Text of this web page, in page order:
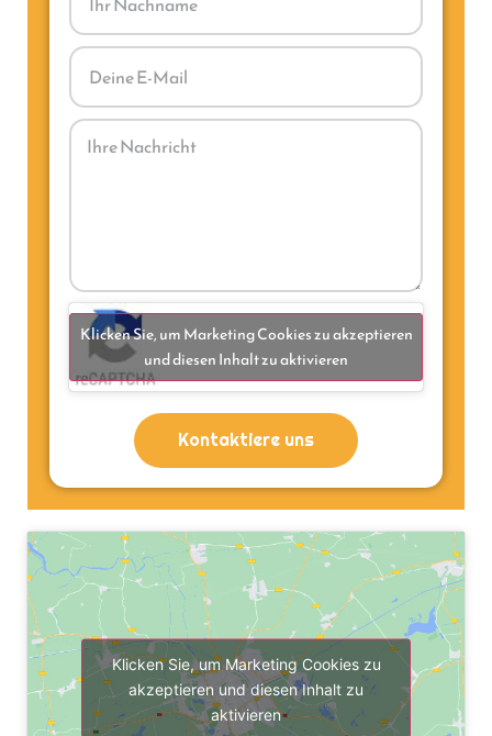
Klicken Sie, um Marketing Cookies zu akzeptieren
und diesen Inhalt zu aktivieren
Kontaktiere uns
Klicken Sie, um Marketing Cookies zu
akzeptieren und diesen Inhalt zu
aktivieren